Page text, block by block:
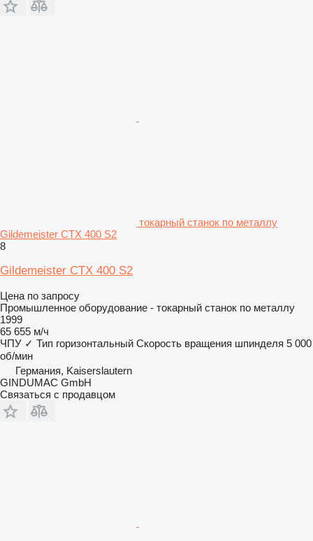
токарный станок по металлу
Gildemeister CTX 400 S2
8
Gildemeister CTX 400 S2
Цена по запросу
Промышленное оборудование - токарный станок по металлу
1999
65 655 м/ч
ЧПУ ✓ Тип горизонтальный Скорость вращения шпинделя 5 000
об/мин
Германия, Kaiserslautern
GINDUMAC GmbH
Связаться с продавцом